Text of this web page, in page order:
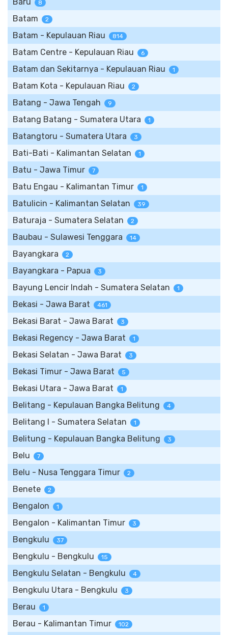
8
Batam 2
Batam - Kepulauan Riau 814
Batam Centre - Kepulauan Riau 6
Batam dan Sekitarnya - Kepulauan Riau 1
Batam Kota - Kepulauan Riau 2
Batang - Jawa Tengah 9
Batang Batang - Sumatera Utara 1
Batangtoru - Sumatera Utara 3
Bati-Bati - Kalimantan Selatan 1
Batu - Jawa Timur 7
Batu Engau - Kalimantan Timur 1
Batulicin - Kalimantan Selatan 39
Baturaja - Sumatera Selatan 2
Baubau - Sulawesi Tenggara 14
Bayangkara 2
Bayangkara - Papua 3
Bayung Lencir Indah - Sumatera Selatan 1
Bekasi - Jawa Barat 461
Bekasi Barat - Jawa Barat 3
Bekasi Regency - Jawa Barat 1
Bekasi Selatan - Jawa Barat 3
Bekasi Timur - Jawa Barat 5
Bekasi Utara - Jawa Barat 1
Belitang - Kepulauan Bangka Belitung 4
Belitang I - Sumatera Selatan 1
Belitung - Kepulauan Bangka Belitung 3
Belu 7
Belu - Nusa Tenggara Timur 2
Benete 2
Bengalon 1
Bengalon - Kalimantan Timur 3
Bengkulu 37
Bengkulu - Bengkulu 15
Bengkulu Selatan - Bengkulu 4
Bengkulu Utara - Bengkulu 3
Berau 1
Berau - Kalimantan Timur 102